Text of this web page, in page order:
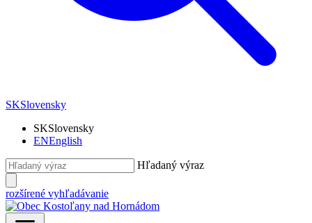
SKSlovensky
SKSlovensky
ENEnglish
Hľadaný výraz
rozšírené vyhľadávanie